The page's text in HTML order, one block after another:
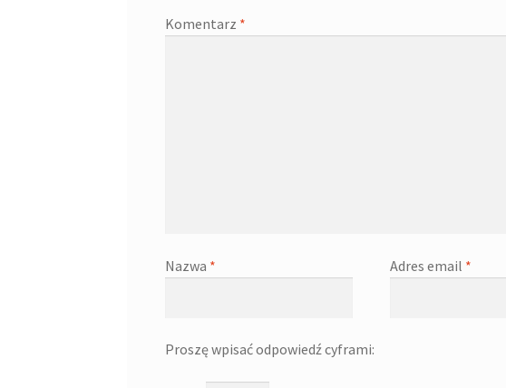
Komentarz *
Nazwa * Adres email *
Proszę wpisać odpowiedź cyframi: